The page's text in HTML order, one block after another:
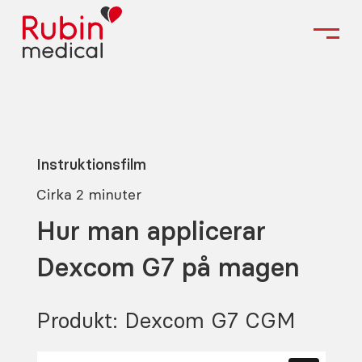
Instruktionsfilm
Cirka 2 minuter
Hur man applicerar
Dexcom G7 på magen
Produkt: Dexcom G7 CGM